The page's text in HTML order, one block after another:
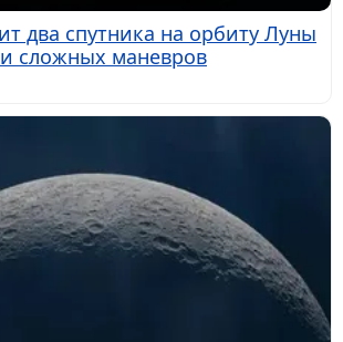
два спутника на орбиту Луны
сложных маневров